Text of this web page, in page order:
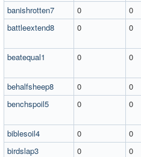
banishrotten7
0
0
battleextend8
0 0
beatequal1
0 0
behalfsheep8
0 0
benchspoil5
0 0
biblesoil4
0 0
birdslap3
0 0